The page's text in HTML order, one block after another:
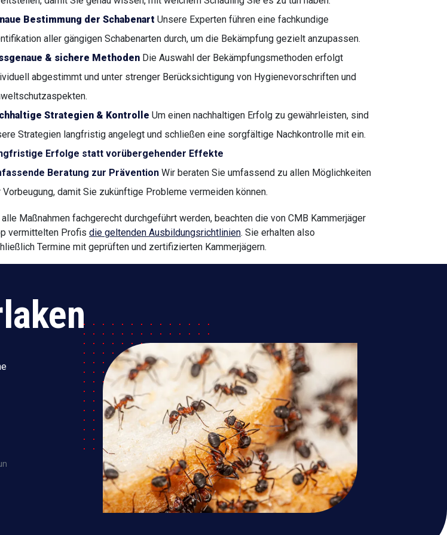
Bestimmung der Schabenart Unsere Experten führen eine fachkundige
aller gängigen Schabenarten durch, um die Bekämpfung gezielt anzupassen.
& sichere Methoden Die Auswahl der Bekämpfungsmethoden erfolgt
abgestimmt und unter strenger Berücksichtigung von Hygienevorschriften und
Strategien & Kontrolle Um einen nachhaltigen Erfolg zu gewährleisten, sind
Strategien langfristig angelegt und schließen eine sorgfältige Nachkontrolle mit ein.
Erfolge statt vorübergehender Effekte
Beratung zur Prävention Wir beraten Sie umfassend zu allen Möglichkeiten
Vorbeugung, damit Sie zukünftige Probleme vermeiden können.
Maßnahmen fachgerecht durchgeführt werden, beachten die von CMB Kammerjäger
vermittelten Profis die geltenden Ausbildungsrichtlinien. Sie erhalten also
Termine mit geprüften und zertifizierten Kammerjägern.